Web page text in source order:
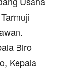
Biro
Kepala